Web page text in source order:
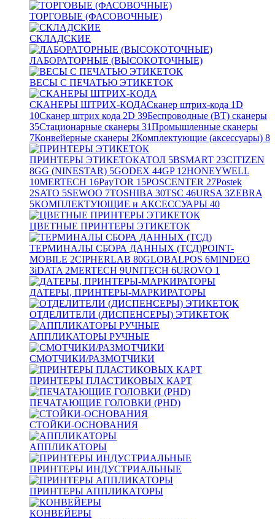
ТОРГОВЫЕ (ФАСОВОЧНЫЕ)
СКЛАДСКИЕ
ЛАБОРАТОРНЫЕ (ВЫСОКОТОЧНЫЕ)
ВЕСЫ С ПЕЧАТЬЮ ЭТИКЕТОК
СКАНЕРЫ ШТРИХ-КОДАСканер штрих-кода 1D
10Сканер штрих кода 2D 39Беспроводные (BT) сканеры
35Стационарные сканеры 31Промышленные сканеры
7Конвейерные сканеры 2Комплектующие (аксессуары) 8
ПРИНТЕРЫ ЭТИКЕТОКАТОЛ 5BSMART 23CITIZEN
8GG (NINESTAR) 5GODEX 44GP12HONEYWELL
10MERTECH 16PayTOR 15POSCENTER 27Postek
2SATO 5SEWOO 7TOSHIBA 30TSC 46URSA 3ZEBRA
5КОМПЛЕКТУЮЩИЕ и АКСЕССУАРЫ 40
ЦВЕТНЫЕ ПРИНТЕРЫ ЭТИКЕТОК
ТЕРМИНАЛЫ СБОРА ДАННЫХ (ТСД)POINT-
MOBILE 2CIPHERLAB 80GLOBALPOS 6MINDEO
3iDATA 2MERTECH 9UNITECH 6UROVO 1
ДАТЕРЫ, ПРИНТЕРЫ-МАРКИРАТОРЫ
ОТДЕЛИТЕЛИ (ДИСПЕНСЕРЫ) ЭТИКЕТОК
АППЛИКАТОРЫ РУЧНЫЕ
СМОТЧИКИ/РАЗМОТЧИКИ
ПРИНТЕРЫ ПЛАСТИКОВЫХ КАРТ
ПЕЧАТАЮЩИЕ ГОЛОВКИ (PHD)
СТОЙКИ-ОСНОВАНИЯ
АППЛИКАТОРЫ
ПРИНТЕРЫ ИНДУСТРИАЛЬНЫЕ
ПРИНТЕРЫ АППЛИКАТОРЫ
КОНВЕЙЕРЫ